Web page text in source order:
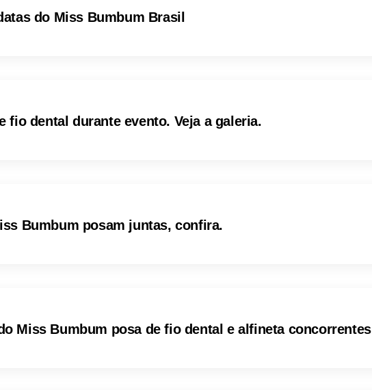
do Miss Bumbum Brasil
fio dental durante evento. Veja a galeria.
Bumbum posam juntas, confira.
Miss Bumbum posa de fio dental e alfineta concorrentes